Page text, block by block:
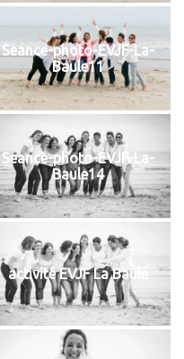
Seance-photo-EVJF-La-
Baule11
Seance-photo-EVJF-La-
Baule14
activité EVJF La Baule​